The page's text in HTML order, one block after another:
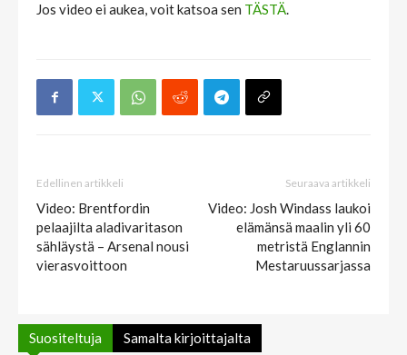
Jos video ei aukea, voit katsoa sen TÄSTÄ.
Edellinen artikkeli
Video: Brentfordin
pelaajilta aladivaritason
sähläystä – Arsenal nousi
vierasvoittoon
Seuraava artikkeli
Video: Josh Windass laukoi
elämänsä maalin yli 60
metristä Englannin
Mestaruussarjassa
Suositeltuja Samalta kirjoittajalta